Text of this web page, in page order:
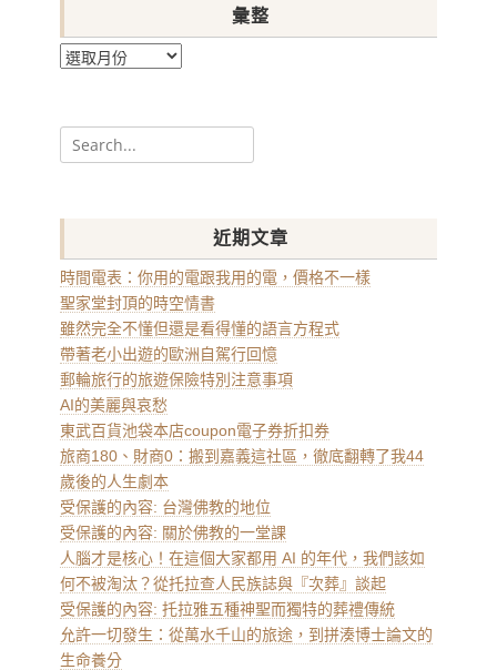
彙整
彙
Search
for:
近期文章
時間電表：你用的電跟我用的電，價格不一樣
聖家堂封頂的時空情書
雖然完全不懂但還是看得懂的語言方程式
帶著老小出遊的歐洲自駕行回憶
郵輪旅行的旅遊保險特別注意事項
AI的美麗與哀愁
東武百貨池袋本店coupon電子券折扣券
旅商180、財商0：搬到嘉義這社區，徹底翻轉了我44
歲後的人生劇本
受保護的內容: 台灣佛教的地位
受保護的內容: 關於佛教的一堂課
人腦才是核心！在這個大家都用 AI 的年代，我們該如
何不被淘汰？從托拉查人民族誌與『次葬』談起
受保護的內容: 托拉雅五種神聖而獨特的葬禮傳統
允許一切發生：從萬水千山的旅途，到拼湊博士論文的
生命養分